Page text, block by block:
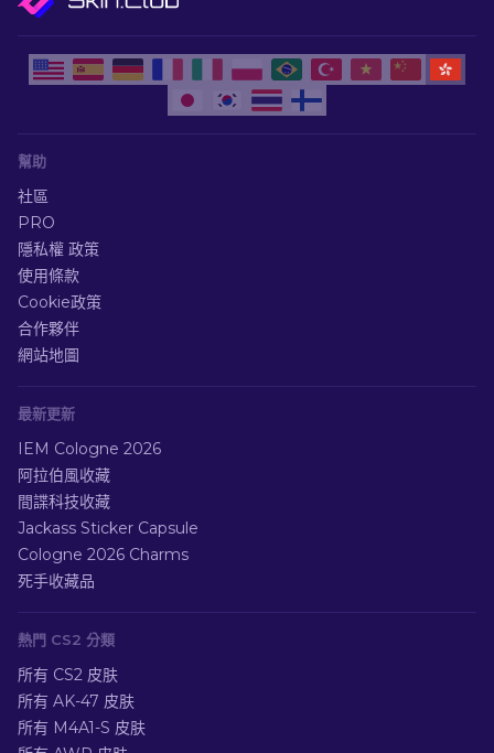
幫助
社區
PRO
隱私權 政策
使用條款
Cookie政策
合作夥伴
網站地圖
最新更新
IEM Cologne 2026
阿拉伯風收藏
間諜科技收藏
Jackass Sticker Capsule
Cologne 2026 Charms
死手收藏品
熱門 CS2 分類
所有 CS2 皮肤
所有 AK-47 皮肤
所有 M4A1-S 皮肤